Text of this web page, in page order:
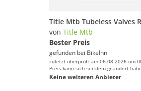
von Title Mtb
Bester Preis
gefunden bei BikeInn
zuletzt überprüft am 06.08.2026 um
Preis kann sich seitdem geändert
Keine weiteren Anbieter